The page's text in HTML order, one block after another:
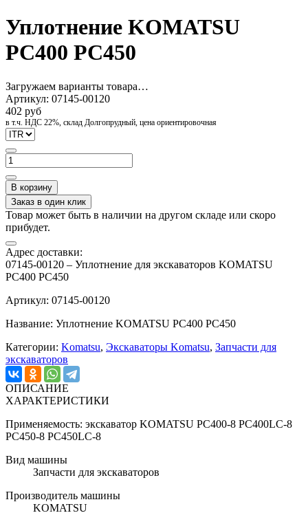
Уплотнение KOMATSU
PC400 PC450
Загружаем варианты товара…
Артикул: 07145-00120
402 руб
в т.ч. НДС 22%, склад Долгопрудный, цена ориентировочная
В корзину
Заказ в один клик
Товар может быть в наличии на другом складе или скоро
прибудет.
Адрес доставки:
07145-00120 – Уплотнение для экскаваторов KOMATSU
PC400 PC450
Артикул: 07145-00120
Название: Уплотнение KOMATSU PC400 PC450
Категории: Komatsu, Экскаваторы Komatsu, Запчасти для
экскаваторов
ОПИСАНИЕ
ХАРАКТЕРИСТИКИ
Применяемость: экскаватор KOMATSU PC400-8 PC400LC-8
PC450-8 PC450LC-8
Вид машины
Запчасти для экскаваторов
Производитель машины
KOMATSU